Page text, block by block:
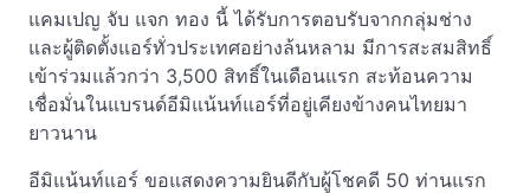
แคมเปญ จับ แจก ทอง นี้ ได้รับการตอบรับจากกลุ่มช่าง
และผู้ติดตั้งแอร์ทั่วประเทศอย่างล้นหลาม มีการสะสมสิทธิ์
เข้าร่วมแล้วกว่า 3,500 สิทธิ์ในเดือนแรก สะท้อนความ
เชื่อมั่นในแบรนด์อีมิแน้นท์แอร์ที่อยู่เคียงข้างคนไทยมา
ยาวนาน
อีมิแน้นท์แอร์ ขอแสดงความยินดีกับผู้โชคดี 50 ท่านแรก